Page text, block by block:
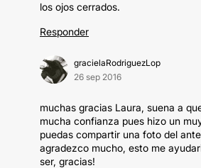
los ojos cerrados.
Responder
gracielaRodriguezLop
26 sep 2016
muchas gracias Laura, suena a
mucha confianza pues hizo un
puedas compartir una foto del
agradezco mucho, esto me
ser, gracias!